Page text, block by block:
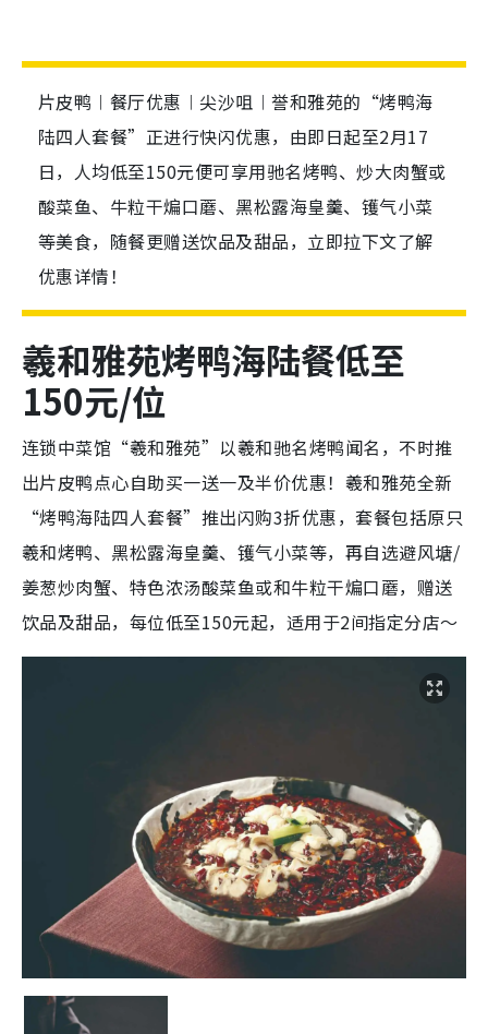
片皮鸭︱餐厅优惠︱尖沙咀︱誉和雅苑的“烤鸭海
陆四人套餐”正进行快闪优惠，由即日起至2月17
日，人均低至150元便可享用驰名烤鸭、炒大肉蟹或
酸菜鱼、牛粒干煸口蘑、黑松露海皇羹、镬气小菜
等美食，随餐更赠送饮品及甜品，立即拉下文了解
优惠详情！
羲和雅苑烤鸭海陆餐低至
150元/位
连锁中菜馆“羲和雅苑”以羲和驰名烤鸭闻名，不时推
出片皮鸭点心自助买一送一及半价优惠！羲和雅苑全新
“烤鸭海陆四人套餐”推出闪购3折优惠，套餐包括原只
羲和烤鸭、黑松露海皇羹、镬气小菜等，再自选避风塘/
姜葱炒肉蟹、特色浓汤酸菜鱼或和牛粒干煸口蘑，赠送
饮品及甜品，每位低至150元起，适用于2间指定分店～